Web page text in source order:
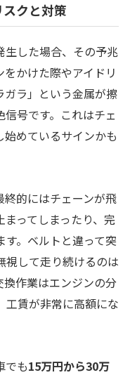
クと対策
生した場合、その予兆
かけた際やアイドリ
ガラ」という金属が擦
号です。これはチェ
めているサインかも
的にはチェーンが飛
ってしまったり、完
。ベルトと違って突
視して走り続けるのは
作業はエンジンの分
工賃が非常に高額にな
でも15万円から30万